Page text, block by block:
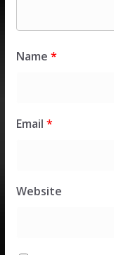
Name *
Email *
Website